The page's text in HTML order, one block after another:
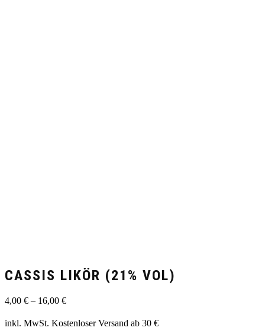
CASSIS LIKÖR (21% VOL)
4,00 € – 16,00 €
inkl. MwSt. Kostenloser Versand ab 30 €